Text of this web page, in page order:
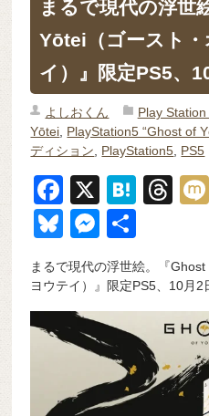
まるで現代の浮世
Yōtei（ゴースト
イ）』限定PS5、
よしおくん Play Station
Yōtei PlayStation5 “Ghost of
ディション
PlayStation5 PS5
F
a
c
e
b
o
k
X
H
n
a
T
a
d
s
Bl
u
e
sk
y
M
e
ss
e
n
g
er
有
まるで現代の浮世絵。『
ヨウテイ）』限定PS5、10月2